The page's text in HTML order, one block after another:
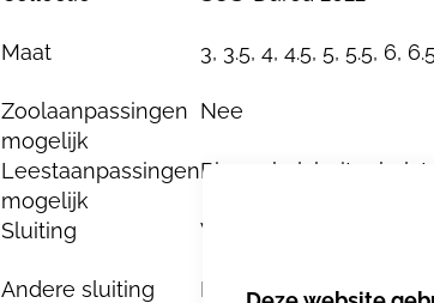
Maat 3, 3.5, 4, 4.5, 5, 5.5, 6,
Zoolaanpassingen
mogelijk
Nee
Leestaanpassingen
mogelijk
Binnenbal, buitenbal,
Sluiting Veter
Andere sluiting
Nee